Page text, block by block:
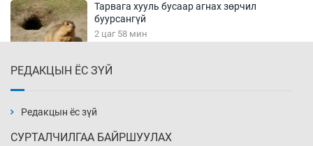
Тарвага хууль бусаар агнах зөрчил
буурсангүй
2 цаг 58 мин
3 цаг 28 мин
РЕДАКЦЫН ЁС ЗҮЙ
Редакцын ёс зүй
СУРТАЛЧИЛГАА БАЙРШУУЛАХ